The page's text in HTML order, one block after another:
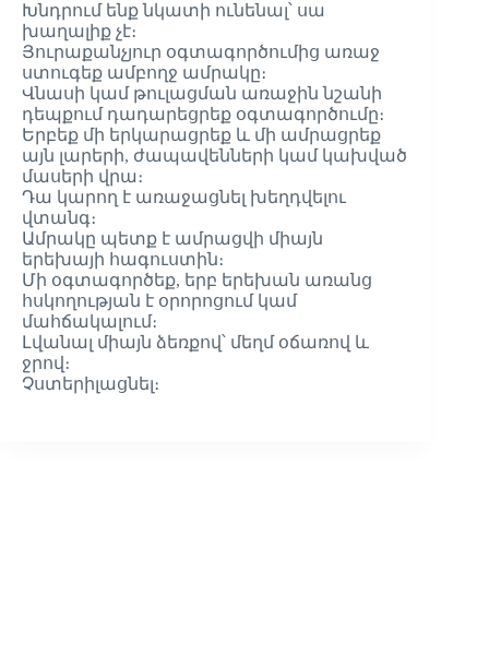
Խնդրում ենք նկատի ունենալ՝ սա
խաղալիք չէ։
Յուրաքանչյուր օգտագործումից առաջ
ստուգեք ամբողջ ամրակը։
Վնասի կամ թուլացման առաջին նշանի
դեպքում դադարեցրեք օգտագործումը։
Երբեք մի երկարացրեք և մի ամրացրեք
այն լարերի, ժապավենների կամ կախված
մասերի վրա։
Դա կարող է առաջացնել խեղդվելու
վտանգ։
Ամրակը պետք է ամրացվի միայն
երեխայի հագուստին։
Մի օգտագործեք, երբ երեխան առանց
հսկողության է օրորոցում կամ
մահճակալում։
Լվանալ միայն ձեռքով՝ մեղմ օճառով և
ջրով։
Չստերիլացնել։